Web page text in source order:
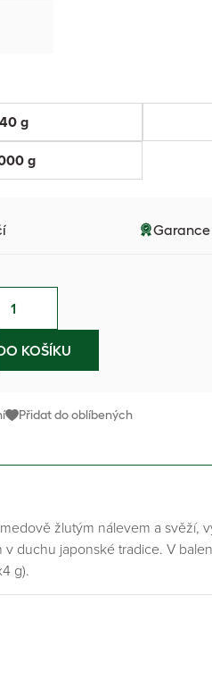
40 g
g
KOŠÍKU
Přidat do oblíbených
žlutým nálevem a svěží,
v duchu japonské tradice. V
g).